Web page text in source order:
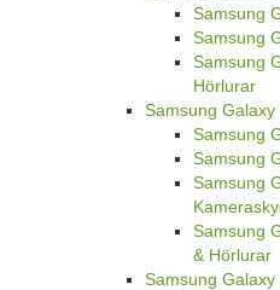
Samsung
Samsung
Samsung
Hörlurar
Samsung Galaxy
Samsung
Samsung
Samsung
Samsung
& Hörlurar
Samsung Galaxy